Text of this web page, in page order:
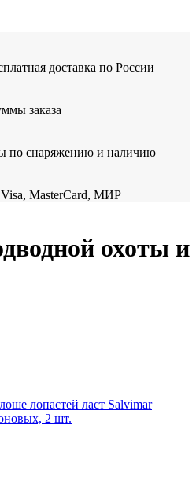
доставка по России
заказа
по снаряжению и наличию
MasterCard, МИР
охоты и